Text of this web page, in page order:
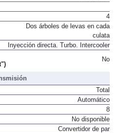
4
Dos árboles de levas en cada
culata
Inyección directa. Turbo. Intercooler
No
Total
Automático
8
No disponible
Convertidor de par